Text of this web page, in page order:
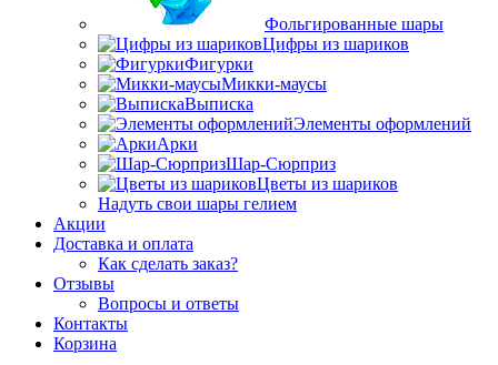
Фольгированные шары
Цифры из шариков
Фигурки
Микки-маусы
Выписка
Элементы оформлений
Арки
Шар-Сюрприз
Цветы из шариков
Надуть свои шары гелием
Акции
Доставка и оплата
Как сделать заказ?
Отзывы
Вопросы и ответы
Контакты
Корзина